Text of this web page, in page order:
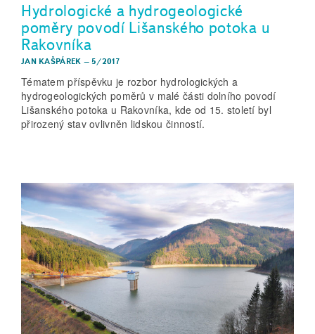
Hydrologické a hydrogeologické
poměry povodí Lišanského potoka u
Rakovníka
JAN KAŠPÁREK –5/2017
Tématem příspěvku je rozbor hydrologických a
hydrogeologických poměrů v malé části dolního povodí
Lišanského potoka u Rakovníka, kde od 15. století byl
přirozený stav ovlivněn lidskou činností.